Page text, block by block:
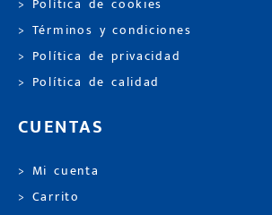
> Términos y condiciones
> Política de privacidad
> Política de calidad
CUENTAS
> Mi cuenta
> Carrito